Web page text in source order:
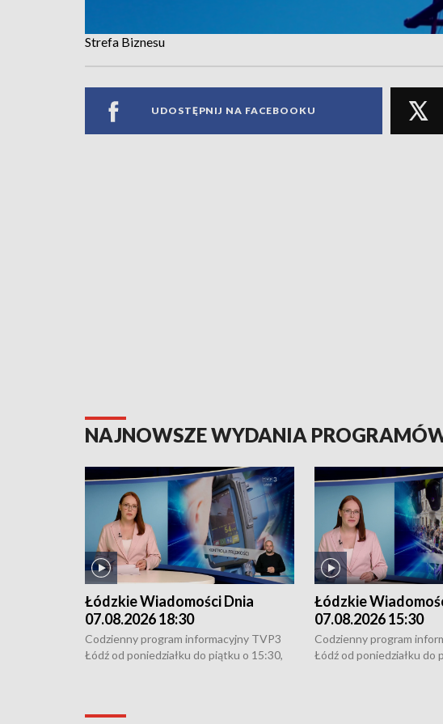
Strefa Biznesu
UDOSTĘPNIJ NA FACEBOOKU
NAJNOWSZE WYDANIA
Łódzkie Wiadomości Dnia
07.08.2026 18:30
Codzienny program informacyjny TVP3
Łódź od poniedziałku do piątku o 15:30,
Łódzkie
07.08.2026 15:30
Codzienny program
Łódź od poniedziałku do